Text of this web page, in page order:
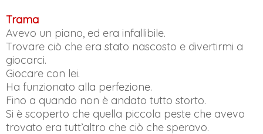
Trama
Avevo un piano, ed era infallibile.
Trovare ciò che era stato nascosto e divertirmi a
giocarci.
Giocare con lei.
Ha funzionato alla perfezione.
Fino a quando non è andato tutto storto.
Si è scoperto che quella piccola peste che avevo
trovato era tutt’altro che ciò che speravo.